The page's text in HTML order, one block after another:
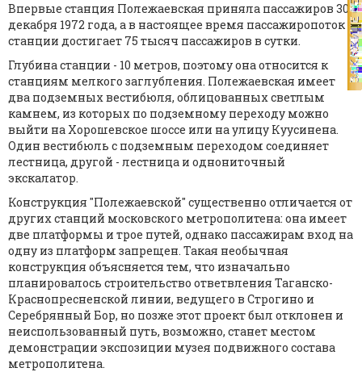
Впервые станция Полежаевская приняла пассажиров 30
декабря 1972 года, а в настоящее время пассажиропоток
станции достигает 75 тысяч пассажиров в сутки.
Глубина станции - 10 метров, поэтому она относится к
станциям мелкого заглубления. Полежаевская имеет
два подземных вестибюля, облицованных светлым
камнем, из которых по подземному переходу можно
выйти на Хорошевское шоссе или на улицу Куусинена.
Один вестибюль с подземным переходом соединяет
лестница, другой - лестница и однониточный
экскалатор.
Конструкция "Полежаевской" существенно отличается от
других станций московского метрополитена: она имеет
две платформы и трое путей, однако пассажирам вход на
одну из платформ запрещен. Такая необычная
конструкция объясняется тем, что изначально
планировалось строительство ответвления Таганско-
Краснопресненской линии, ведущего в Строгино и
Серебрянный Бор, но позже этот проект был отклонен и
неиспользованный путь, возможно, станет местом
демонстрации экспозиции музея подвижного состава
метрополитена.